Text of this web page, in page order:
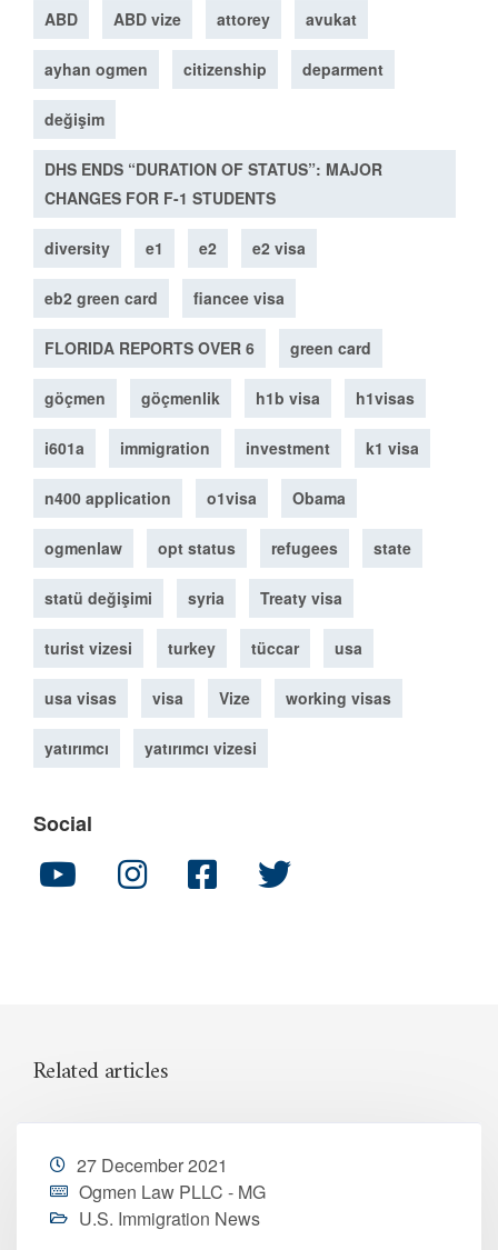
ABD ABD vize attorey avukat
ayhan ogmen citizenship deparment
değişim
DHS ENDS “DURATION OF STATUS”: MAJOR
CHANGES FOR F-1 STUDENTS
diversity e1 e2 e2 visa
eb2 green card fiancee visa
FLORIDA REPORTS OVER 6 green card
göçmen göçmenlik h1b visa h1visas
i601a immigration investment k1 visa
n400 application o1visa Obama
ogmenlaw opt status refugees state
statü değişimi syria Treaty visa
turist vizesi turkey tüccar usa
usa visas visa Vize working visas
yatırımcı yatırımcı vizesi
Social
Related articles
27 December 2021
Ogmen Law PLLC - MG
U.S. Immigration News